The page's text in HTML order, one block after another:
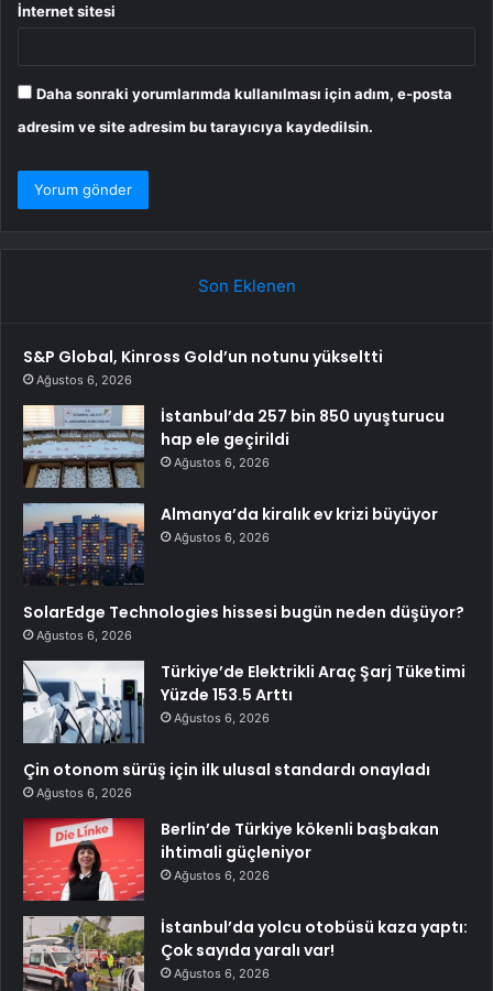
İnternet sitesi
Daha sonraki yorumlarımda kullanılması için adım, e-posta
adresim ve site adresim bu tarayıcıya kaydedilsin.
Son Eklenen
S&P Global, Kinross Gold’un notunu yükseltti
Ağustos 6, 2026
İstanbul’da 257 bin 850 uyuşturucu
hap ele geçirildi
Ağustos 6, 2026
Almanya’da kiralık ev krizi büyüyor
Ağustos 6, 2026
SolarEdge Technologies hissesi bugün neden düşüyor?
Ağustos 6, 2026
Türkiye’de Elektrikli Araç Şarj Tüketimi
Yüzde 153.5 Arttı
Ağustos 6, 2026
Çin otonom sürüş için ilk ulusal standardı onayladı
Ağustos 6, 2026
Berlin’de Türkiye kökenli başbakan
ihtimali güçleniyor
Ağustos 6, 2026
İstanbul’da yolcu otobüsü kaza yaptı:
Çok sayıda yaralı var!
Ağustos 6, 2026